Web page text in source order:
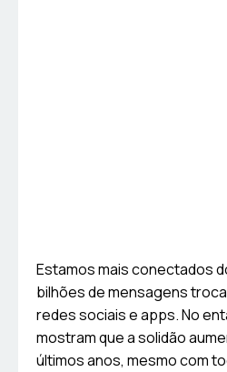
Estamos mais conectados
bilhões de mensagens
redes sociais e apps. No
mostram que a solidão
últimos anos, mesmo com